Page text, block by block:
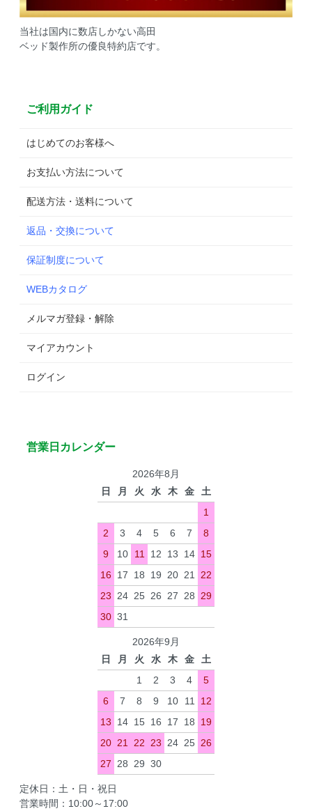
当社は国内に数店しかない高田
ベッド製作所の優良特約店です。
ご利用ガイド
はじめてのお客様へ
お支払い方法について
配送方法・送料について
返品・交換について
保証制度について
WEBカタログ
メルマガ登録・解除
マイアカウント
ログイン
営業日カレンダー
2026年8月
日
月 火 水 木 金
土
1
2
3 4 5 6 7
8
9
10 11 12 13 14 15
16 17 18 19 20 21
22
23
24 25 26 27 28
29
30 31
2026年9月
日
月 火 水 木 金
土
1
2 3 4
5
6
7 8 9 10 11
12
13
14 15 16 17 18
19
20 21 22 23 24 25 26
27
28 29 30
定休日：土・日・祝日
営業時間：10:00～17:00